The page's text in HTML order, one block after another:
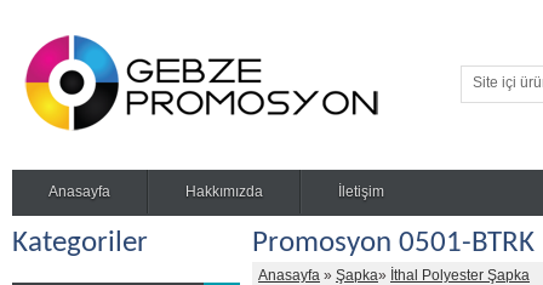
Anasayfa Hakkımızda İletişim
Kategoriler Promosyon 0501-
Anasayfa » Şapka» İthal Polyester Şapka